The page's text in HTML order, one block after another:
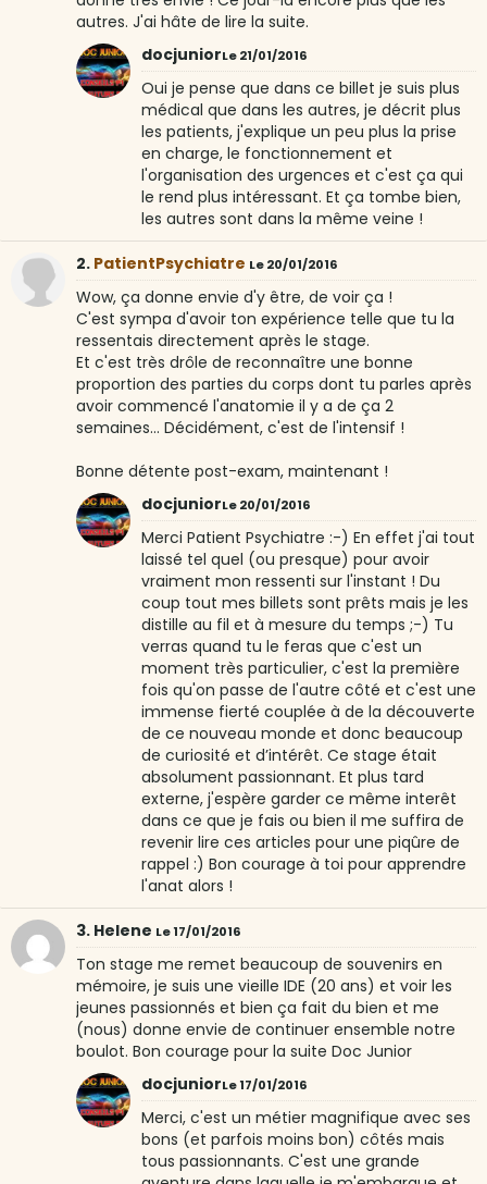
autres. J'ai hâte de lire la suite.
docjuniorLe 21/01/2016
Oui je pense que dans ce billet je suis plus
médical que dans les autres, je décrit plus
les patients, j'explique un peu plus la prise
en charge, le fonctionnement et
l'organisation des urgences et c'est ça qui
le rend plus intéressant. Et ça tombe bien,
les autres sont dans la même veine !
2. PatientPsychiatre Le 20/01/2016
Wow, ça donne envie d'y être, de voir ça !
C'est sympa d'avoir ton expérience telle que tu la
ressentais directement après le stage.
Et c'est très drôle de reconnaître une bonne
proportion des parties du corps dont tu parles après
avoir commencé l'anatomie il y a de ça 2
semaines... Décidément, c'est de l'intensif !
Bonne détente post-exam, maintenant !
docjuniorLe 20/01/2016
Merci Patient Psychiatre :-) En effet j'ai tout
laissé tel quel (ou presque) pour avoir
vraiment mon ressenti sur l'instant ! Du
coup tout mes billets sont prêts mais je les
distille au fil et à mesure du temps ;-) Tu
verras quand tu le feras que c'est un
moment très particulier, c'est la première
fois qu'on passe de l'autre côté et c'est une
immense fierté couplée à de la découverte
de ce nouveau monde et donc beaucoup
de curiosité et d’intérêt. Ce stage était
absolument passionnant. Et plus tard
externe, j'espère garder ce même interêt
dans ce que je fais ou bien il me suffira de
revenir lire ces articles pour une piqûre de
rappel :) Bon courage à toi pour apprendre
l'anat alors !
3. Helene Le 17/01/2016
Ton stage me remet beaucoup de souvenirs en
mémoire, je suis une vieille IDE (20 ans) et voir les
jeunes passionnés et bien ça fait du bien et me
(nous) donne envie de continuer ensemble notre
boulot. Bon courage pour la suite Doc Junior
docjuniorLe 17/01/2016
Merci, c'est un métier magnifique avec ses
bons (et parfois moins bon) côtés mais
tous passionnants. C'est une grande